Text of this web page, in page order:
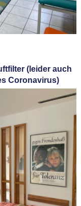
(leider auch
Coronavirus)